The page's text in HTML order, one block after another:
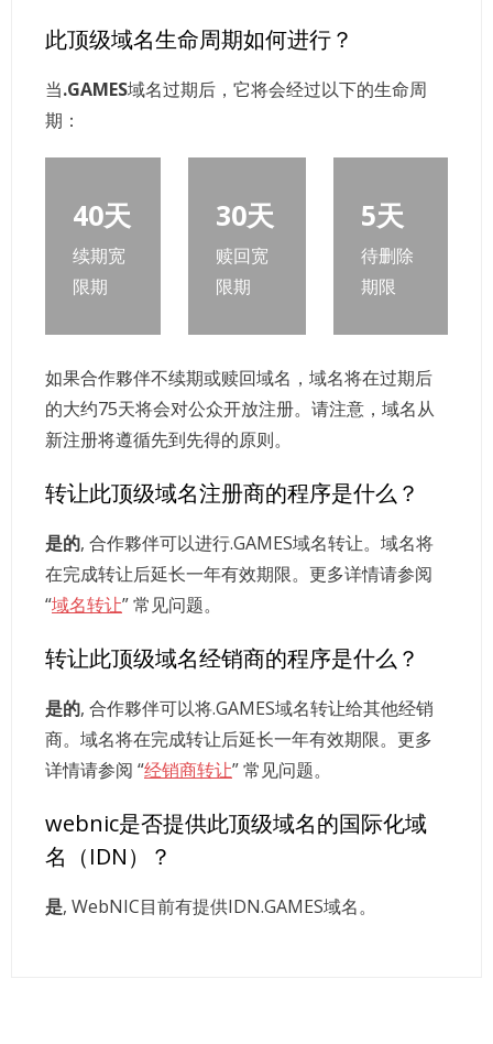
此顶级域名生命周期如何进行？
当.GAMES域名过期后，它将会经过以下的生命周
期：
40天
续期宽
限期
30天
赎回宽
限期
5天
待删除
期限
如果合作夥伴不续期或赎回域名，域名将在过期后
的大约75天将会对公众开放注册。请注意，域名从
新注册将遵循先到先得的原则。
转让此顶级域名注册商的程序是什么？
是的, 合作夥伴可以进行.GAMES域名转让。域名将
在完成转让后延长一年有效期限。更多详情请参阅
“域名转让” 常见问题。
转让此顶级域名经销商的程序是什么？
是的, 合作夥伴可以将.GAMES域名转让给其他经销
商。域名将在完成转让后延长一年有效期限。更多
详情请参阅 “经销商转让” 常见问题。
webnic是否提供此顶级域名的国际化域
名（IDN）？
是, WebNIC目前有提供IDN.GAMES域名。